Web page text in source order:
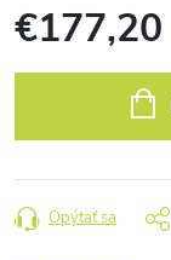
€177,20
Opýtať sa